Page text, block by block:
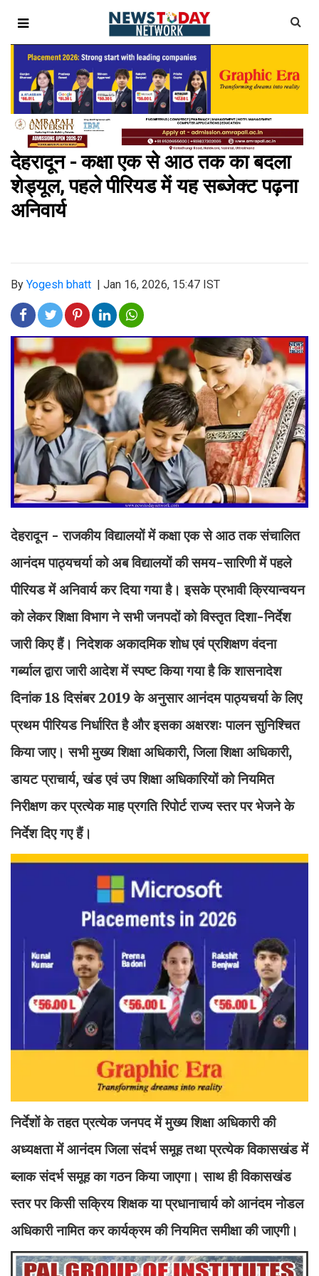
देहरादून - कक्षा एक से आठ तक का बदला
शेड्यूल, पहले पीरियड में यह सब्जेक्ट पढ़ना
अनिवार्य
By Yogesh bhatt Jan 16, 2026, 15:47 IST
देहरादून - राजकीय विद्यालयों में कक्षा एक से आठ तक संचालित
आनंदम पाठ्यचर्या को अब विद्यालयों की समय-सारिणी में पहले
पीरियड में अनिवार्य कर दिया गया है। इसके प्रभावी क्रियान्वयन
को लेकर शिक्षा विभाग ने सभी जनपदों को विस्तृत दिशा-निर्देश
जारी किए हैं। निदेशक अकादमिक शोध एवं प्रशिक्षण वंदना
गर्ब्याल द्वारा जारी आदेश में स्पष्ट किया गया है कि शासनादेश
दिनांक 18 दिसंबर 2019 के अनुसार आनंदम पाठ्यचर्या के लिए
प्रथम पीरियड निर्धारित है और इसका अक्षरशः पालन सुनिश्चित
किया जाए। सभी मुख्य शिक्षा अधिकारी, जिला शिक्षा अधिकारी,
डायट प्राचार्य, खंड एवं उप शिक्षा अधिकारियों को नियमित
निरीक्षण कर प्रत्येक माह प्रगति रिपोर्ट राज्य स्तर पर भेजने के
निर्देश दिए गए हैं।
निर्देशों के तहत प्रत्येक जनपद में मुख्य शिक्षा अधिकारी की
अध्यक्षता में आनंदम जिला संदर्भ समूह तथा प्रत्येक विकासखंड में
ब्लाक संदर्भ समूह का गठन किया जाएगा। साथ ही विकासखंड
स्तर पर किसी सक्रिय शिक्षक या प्रधानाचार्य को आनंदम नोडल
अधिकारी नामित कर कार्यक्रम की नियमित समीक्षा की जाएगी।